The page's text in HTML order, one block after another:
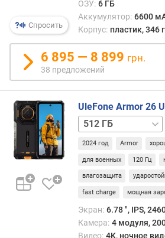
n
t
s
)
п
р
о
ц
е
с
о
р
Спросить
ОЗУ: 6 ГБ
Аккумулятор: 6600
Корпус: пластик, 346
6 895 — 8 899 грн.
38 предложений
UleFone Armor 26
512 ГБ
/
рация
2024 год Armor
для военных 120 Гц
влагозащита
fast charge мощная
Экран: 6.78 ", IPS,
Камера: 4 модуля,
Видео: 4K, ночное